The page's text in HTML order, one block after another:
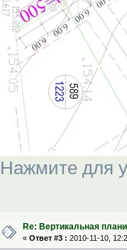
Нажмите для
Re: Вертикальная
« Ответ #3 : 2010-11-10,